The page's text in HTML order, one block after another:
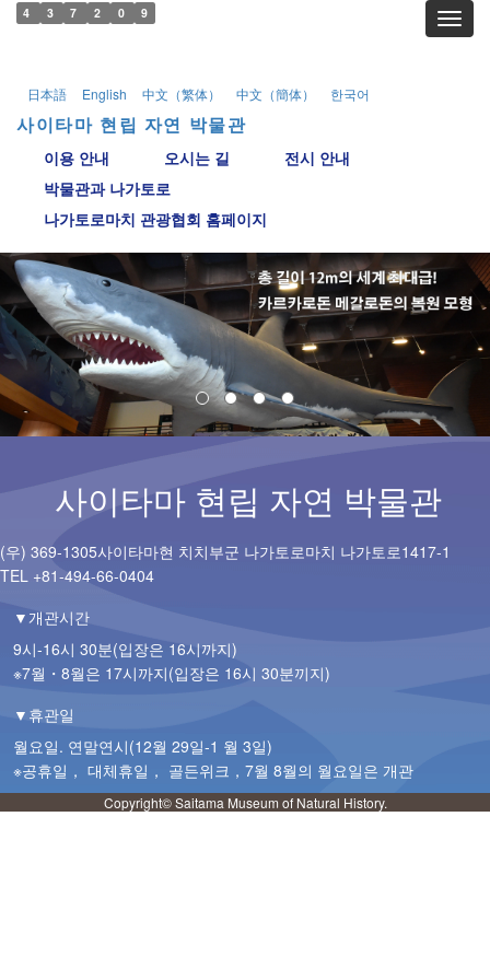
4 3 7 2 0 9
사이타마 현립 자연 박물관
이용 안내 오시는 길
전시 안내
박물관과 나가토로
나가토로마치 관광협회 홈페이지
日本語 English 中文（繁体） 中文（簡体） 한국어
사이타마 현립 자연 박물관
(우) 369-1305사이타마현 치치부군 나가토로마치 나가토로1417-1
TEL +81-494-66-0404
▼개관시간
9시-16시 30분(입장은 16시까지)
※7월・8월은 17시까지(입장은 16시 30분끼지)
▼휴관일
월요일. 연말연시(12월 29일-1 월 3일)
※공휴일， 대체휴일， 골든위크，7월 8월의 월요일은 개관
Copyright© Saitama Museum of Natural History.